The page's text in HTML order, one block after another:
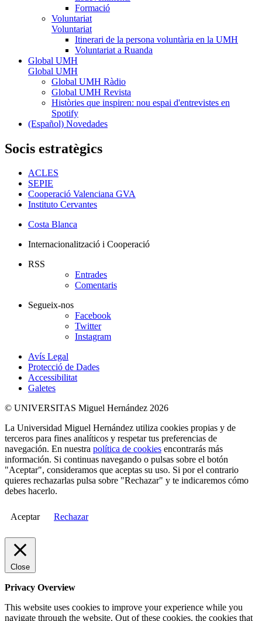
Formació
Voluntariat
Voluntariat
Itinerari de la persona voluntària en la UMH
Voluntariat a Ruanda
Global UMH
Global UMH
Global UMH Ràdio
Global UMH Revista
Històries que inspiren: nou espai d'entrevistes en
Spotify
(Español) Novedades
Socis estratègics
ACLES
SEPIE
Cooperació Valenciana GVA
Instituto Cervantes
Costa Blanca
Internacionalització i Cooperació
RSS
Entrades
Comentaris
Segueix-nos
Facebook
Twitter
Instagram
Avís Legal
Protecció de Dades
Accessibilitat
Galetes
© UNIVERSITAS Miguel Hernández 2026
La Universidad Miguel Hernández utiliza cookies propias y de
terceros para fines analíticos y respetar tus preferencias de
navegación. En nuestra política de cookies encontrarás más
información. Si continuas navegando o pulsas sobre el botón
"Aceptar", consideramos que aceptas su uso. Si por el contrario
quieres rechazarlas pulsa sobre "Rechazar" y te indicaremos cómo
debes hacerlo.
Aceptar Rechazar
Close
Privacy Overview
This website uses cookies to improve your experience while you
navigate through the website. Out of these cookies, the cookies that